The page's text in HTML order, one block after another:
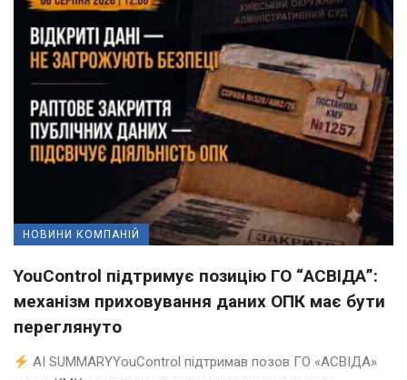
НОВИНИ КОМПАНІЙ
YouControl підтримує позицію ГО “АСВІДА”:
механізм приховування даних ОПК має бути
переглянуто
AI SUMMARYYouControl підтримав позов ГО «АСВІДА»